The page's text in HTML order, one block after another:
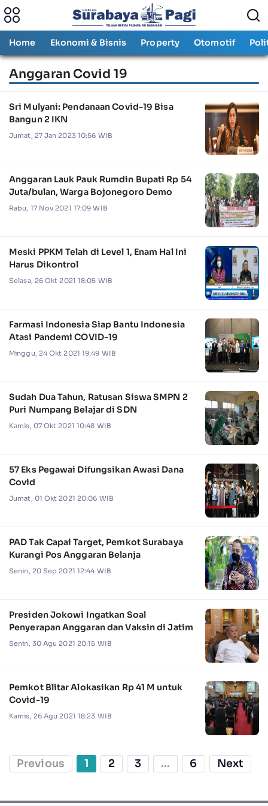
Home Ekonomi & Bisnis Property Otomotif
Anggaran Covid 19
Sri Mulyani: Pendanaan Covid-19 Bisa
Bangun 2 IKN
Jumat, 27 Jan 2023 10:56 WIB
Anggaran Lauk Pauk Rumdin Bupati Rp 54
Juta/bulan, Warga Bojonegoro Demo
Rabu, 17 Nov 2021 17:09 WIB
Meski PPKM Telah di Level 1, Enam Hal Ini
Harus Dikontrol
Selasa, 26 Okt 2021 18:05 WIB
Farmasi Indonesia Siap Bantu Indonesia
Atasi Pandemi COVID-19
Minggu, 24 Okt 2021 19:49 WIB
Sudah Dua Tahun, Ratusan Siswa SMPN 2
Puri Numpang Belajar di SDN
Kamis, 07 Okt 2021 10:48 WIB
57 Eks Pegawai Difungsikan Awasi Dana
Covid
Jumat, 01 Okt 2021 20:06 WIB
PAD Tak Capai Target, Pemkot Surabaya
Kurangi Pos Anggaran Belanja
Senin, 20 Sep 2021 12:44 WIB
Presiden Jokowi Ingatkan Soal
Penyerapan Anggaran dan Vaksin di Jatim
Senin, 30 Agu 2021 20:15 WIB
Pemkot Blitar Alokasikan Rp 41 M untuk
Covid-19
Kamis, 26 Agu 2021 18:23 WIB
Previous 1 2 3 ... 6 Next